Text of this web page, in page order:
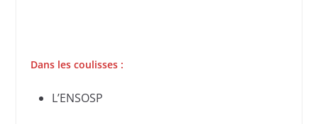
Dans les coulisses :
L’ENSOSP